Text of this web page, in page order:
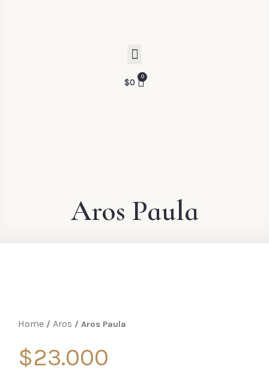
$0
Aros Paula
Home / Aros / Aros Paula
$23.000